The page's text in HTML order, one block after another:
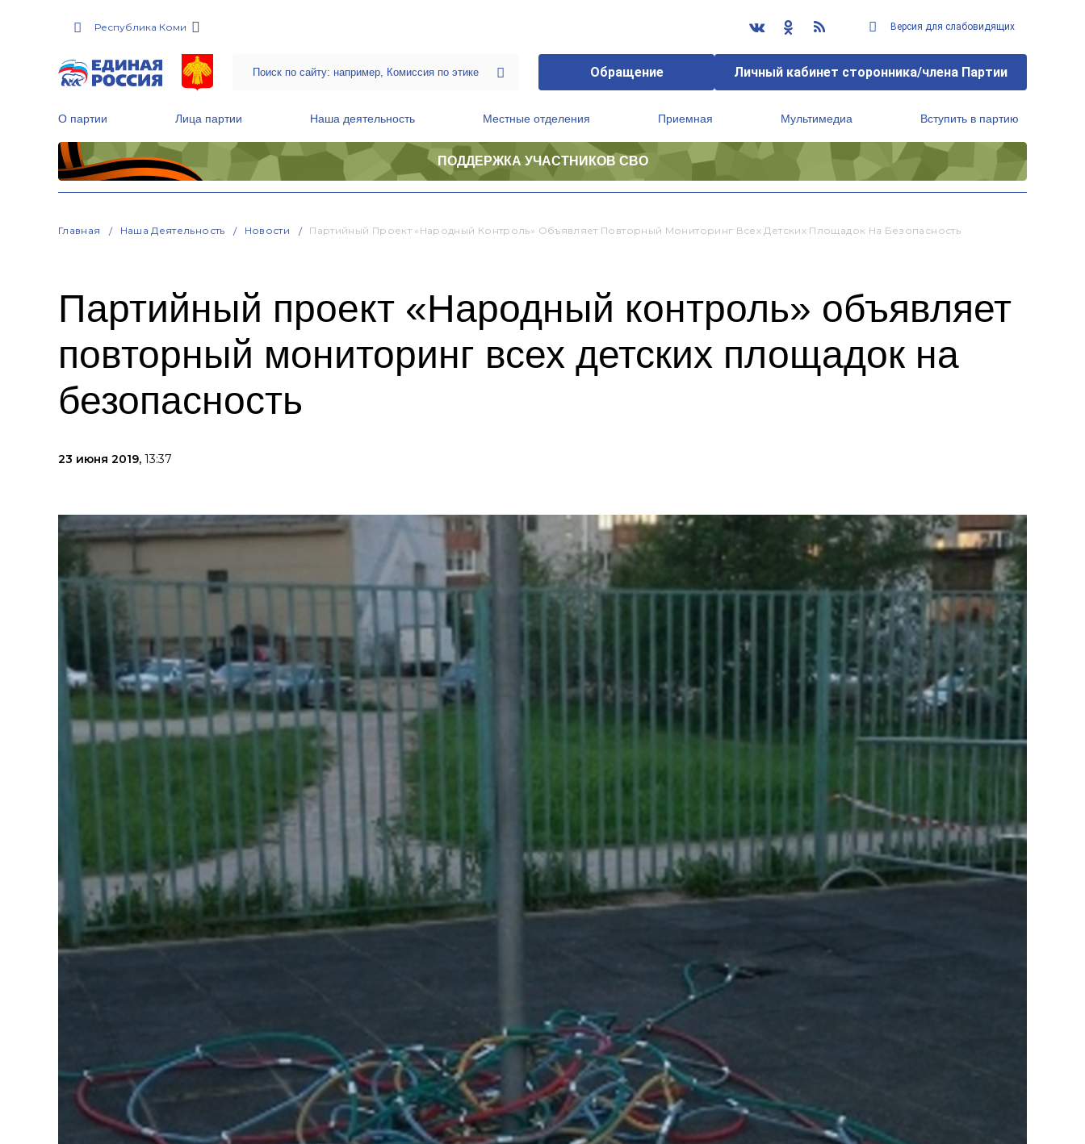
Республика Коми Версия для слабовидящих
Обращение Личный кабинет сторонника/члена Партии
О партии Лица партии Наша деятельность Местные отделения Приемная Мультимедиа Вступить в партию
ПОДДЕРЖКА УЧАСТНИКОВ СВО
Главная Наша Деятельность Новости Партийный Проект «Народный Контроль» Объявляет Повторный Мониторинг Всех Детских Площадок На Безопасность
Партийный проект «Народный контроль» объявляет
повторный мониторинг всех детских площадок на
безопасность
23 июня 2019, 13:37